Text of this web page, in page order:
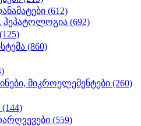
(612)
(692)
(125)
(860)
მიკროელემენტები (260)
(144)
(559)